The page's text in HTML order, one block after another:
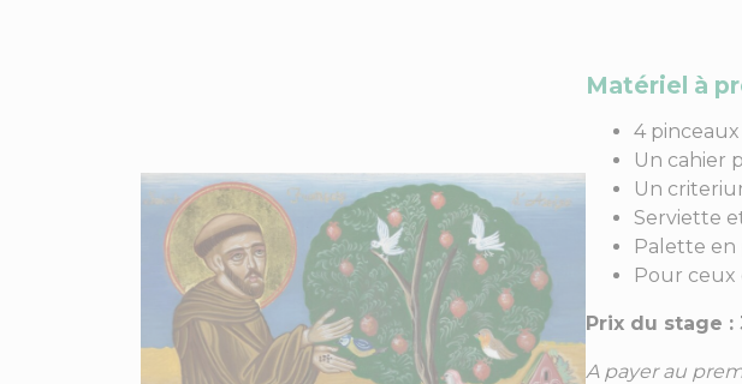
Matériel à
4 pinceaux
Un cahier
Un
Serviette
Palette en
Pour ceux
Prix du stage :
A payer au